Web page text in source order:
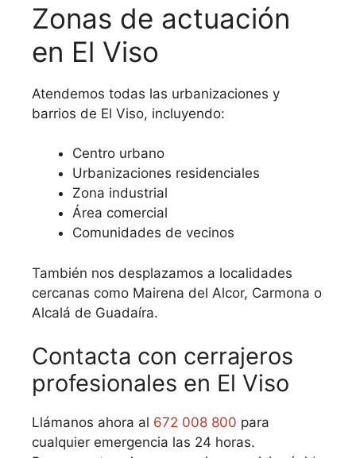
Zonas de actuación
en El Viso
Atendemos todas las urbanizaciones y
barrios de El Viso, incluyendo:
Centro urbano
Urbanizaciones residenciales
Zona industrial
Área comercial
Comunidades de vecinos
También nos desplazamos a localidades
cercanas como Mairena del Alcor, Carmona o
Alcalá de Guadaíra.
Contacta con cerrajeros
profesionales en El Viso
Llámanos ahora al 672 008 800 para
cualquier emergencia las 24 horas.